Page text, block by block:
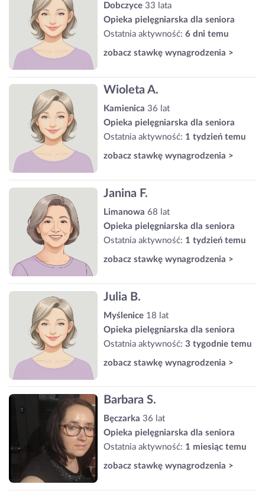
Dobczyce 33 lata
Opieka pielęgniarska dla seniora
Ostatnia aktywność: 6 dni temu
zobacz stawkę wynagrodzenia >
Wioleta A.
Kamienica 36 lat
Opieka pielęgniarska dla seniora
Ostatnia aktywność: 1 tydzień temu
zobacz stawkę wynagrodzenia >
Janina F.
Limanowa 68 lat
Opieka pielęgniarska dla seniora
Ostatnia aktywność: 1 tydzień temu
zobacz stawkę wynagrodzenia >
Julia B.
Myślenice 18 lat
Opieka pielęgniarska dla seniora
Ostatnia aktywność: 3 tygodnie temu
zobacz stawkę wynagrodzenia >
Barbara S.
Bęczarka 36 lat
Opieka pielęgniarska dla seniora
Ostatnia aktywność: 1 miesiąc temu
zobacz stawkę wynagrodzenia >